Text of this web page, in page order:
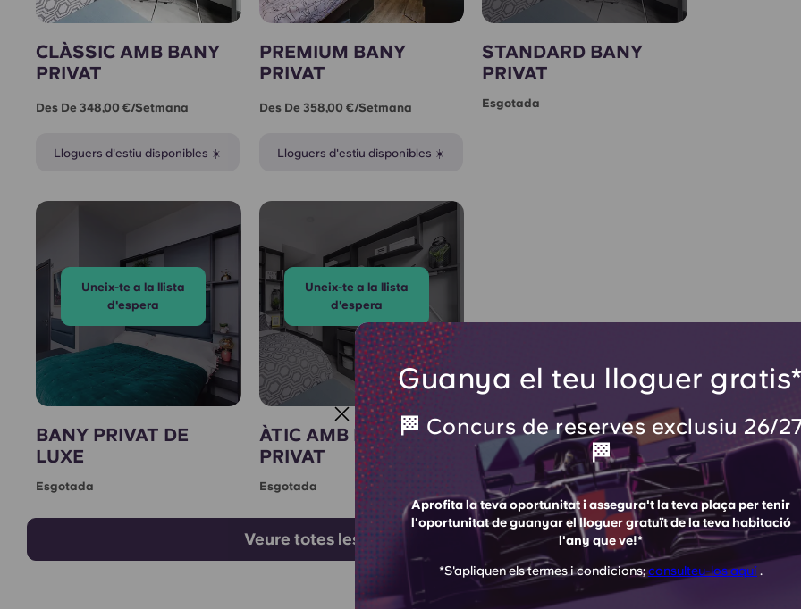
Guanya el teu lloguer
🏁 Concurs de reserves exclusiu 26/
🏁
Aprofita la teva oportunitat i assegura't la teva plaça per tenir
l'oportunitat de guanyar el lloguer gratuït de la teva habitació
l'any que ve!*
*S'apliquen els termes i condicions;consulteu-los aquí.
CLÀSSIC AMB BANY
PRIVAT
Des De 348,00 €/setmana
Lloguers d'estiu disponibles ☀️
PREMIUM BANY
PRIVAT
Des De 358,00 €/setmana
Lloguers d'estiu disponibles ☀️
STANDARD BANY
PRIVAT
Esgotada
Uneix-te a la llista
d'espera
BANY PRIVAT DE
LUXE
Esgotada
Uneix-te a la llista
d'espera
ÀTIC AMB BANY
PRIVAT
Esgotada
Veure totes les habitacions